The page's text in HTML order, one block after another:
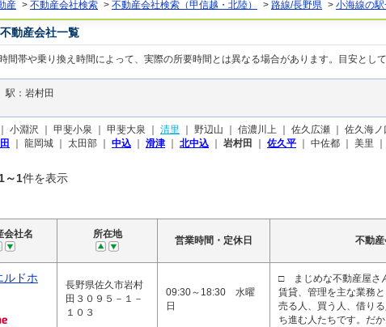
産 > 不動産会社検索 > 不動産会社検索（甲信越・北陸） > 路線/長野県 > 小海線の
動産会社一覧
間帯や乗り換え時間によって、実際の所要時間とは異なる場合があります。目安として
駅：岩村田
｜ 小淵沢 ｜ 甲斐小泉 ｜ 甲斐大泉 ｜ 清里 ｜ 野辺山 ｜ 信濃川上 ｜ 佐久広瀬 ｜ 佐久海ノ
｜ 龍岡城 ｜ 太田部 ｜ 中込 ｜ 滑津 ｜ 北中込 ｜ 岩村田 ｜ 佐久平 ｜ 中佐都 ｜ 美里 ｜
1～1件を表示
会社名 所在地
営業時間・定休日 不動
ルドホ
長野県佐久市岩村
田３０９５－１－
１０３
09:30～18:30 水曜
日
□ まじめな不動産屋さ
賃貸、管理を主な業務
売る人、買う人、借り
ち進む人たちです。だ